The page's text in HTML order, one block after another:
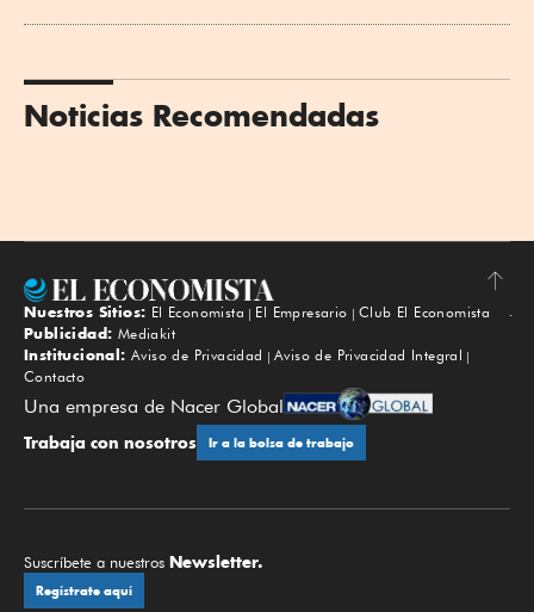
Noticias Recomendadas
Subir
Nuestros Sitios: El Economista El Empresario
Club El Economista
Publicidad: Mediakit
Institucional: Aviso de Privacidad
Aviso de Privacidad Integral
Contacto
Una empresa de Nacer Global
Trabaja con nosotros Ir a la bolsa de trabajo
Suscríbete a nuestros Newsletter.
Regístrate aquí